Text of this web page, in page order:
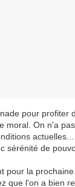
pour profiter
moral. On n'a
sérénité de
pour la
que l'on a bien